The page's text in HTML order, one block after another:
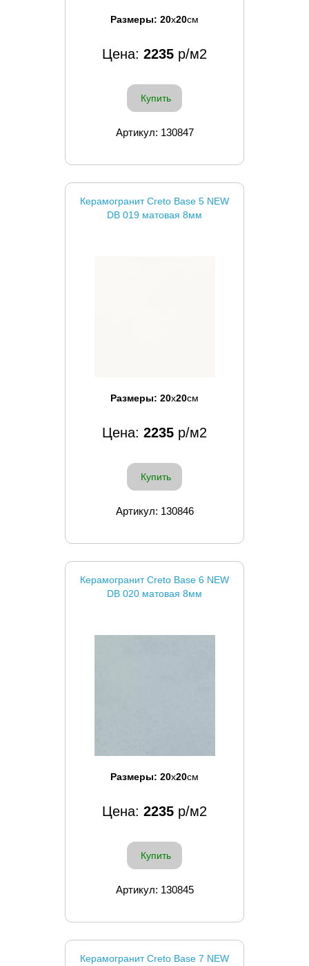
Размеры: 20x20см
Цена: 2235 р/м2
Купить
Артикул: 130847
Керамогранит Creto Base 5 NEW
DB 019 матовая 8мм
Размеры: 20x20см
Цена: 2235 р/м2
Купить
Артикул: 130846
Керамогранит Creto Base 6 NEW
DB 020 матовая 8мм
Размеры: 20x20см
Цена: 2235 р/м2
Купить
Артикул: 130845
Керамогранит Creto Base 7 NEW